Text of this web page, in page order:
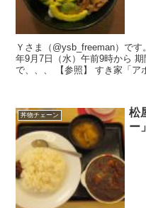
Ｙさま（@ysb_freeman）です。 すき家が 「アボカド牛丼」を
年9月7日（水）午前9時から
で、、、 【参照
丼物チェーン
松
ー